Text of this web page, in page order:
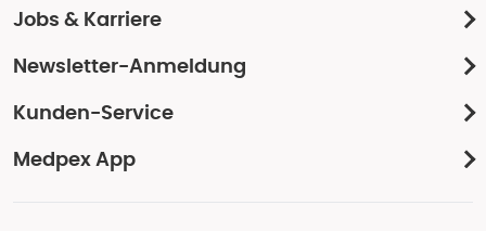
Jobs & Karriere
Newsletter-Anmeldung
Kunden-Service
Medpex App